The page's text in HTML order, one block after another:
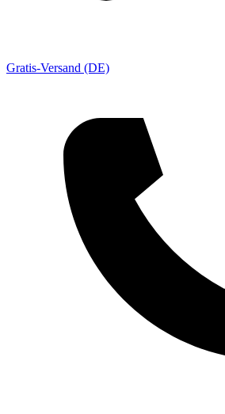
Gratis-Versand (DE)